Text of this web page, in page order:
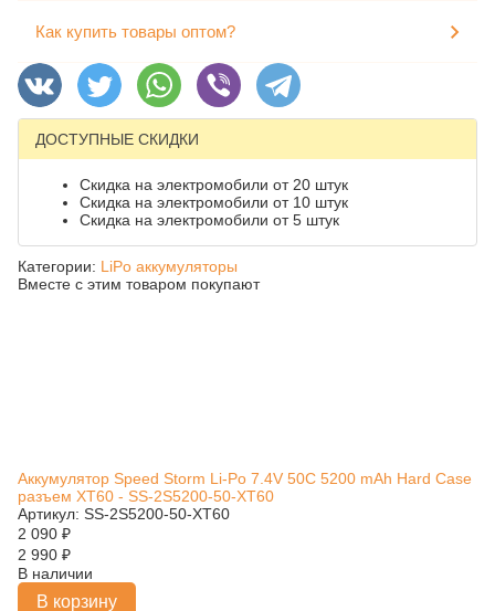
Как купить товары оптом?
ДОСТУПНЫЕ СКИДКИ
Скидка на электромобили от 20 штук
Скидка на электромобили от 10 штук
Скидка на электромобили от 5 штук
Категории: LiPo аккумуляторы
Вместе с этим товаром покупают
Аккумулятор Speed Storm Li-Po 7.4V 50C 5200 mAh Hard Case
разъем XT60 - SS-2S5200-50-XT60
Артикул: SS-2S5200-50-XT60
2 090 ₽
2 990 ₽
В наличии
В корзину